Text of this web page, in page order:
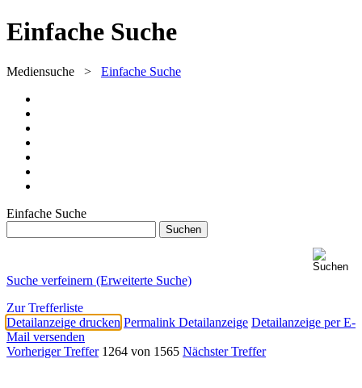
Einfache Suche
Mediensuche > Einfache Suche
Einfache Suche
Suche verfeinern (Erweiterte Suche)
Zur Trefferliste
Detailanzeige drucken Permalink Detailanzeige Detailanzeige per E-
Mail versenden
Vorheriger Treffer 1264 von 1565 Nächster Treffer